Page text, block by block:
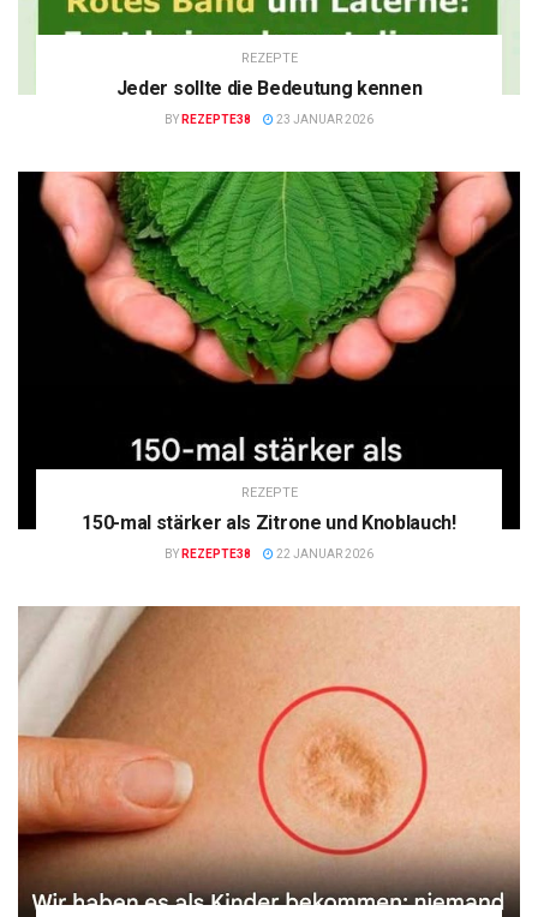
REZEPTE
Jeder sollte die Bedeutung kennen
BY REZEPTE38 23 JANUAR 2026
REZEPTE
150-mal stärker als Zitrone und Knoblauch!
BY REZEPTE38 22 JANUAR 2026